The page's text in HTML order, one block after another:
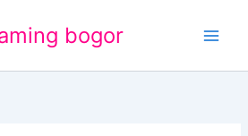
bogor